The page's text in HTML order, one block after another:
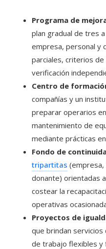
Programa de
plan gradual de tres
empresa, personal y
parciales, criterios
verificación
Centro de
compañías y un
preparar operarios
mantenimiento de
mediante prácticas
Fondo de
tripartitas
donante) orientadas
costear la
operativas
Proyectos de
que brindan
de trabajo flexibles y